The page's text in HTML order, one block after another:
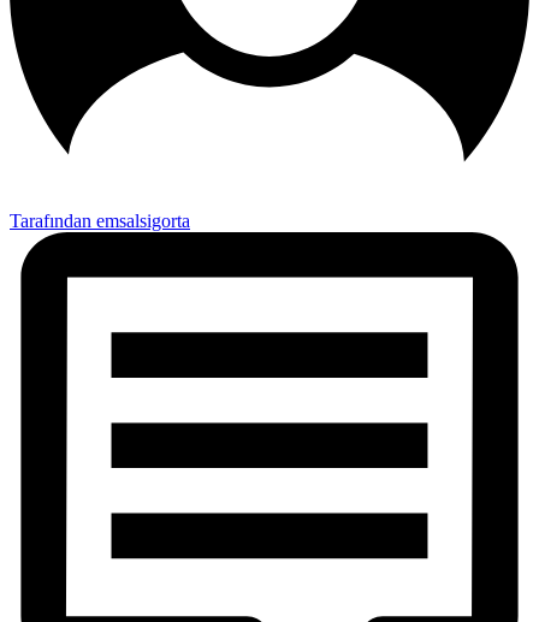
Tarafından emsalsigorta